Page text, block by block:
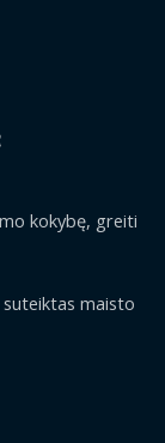
kokybę, greiti
maisto